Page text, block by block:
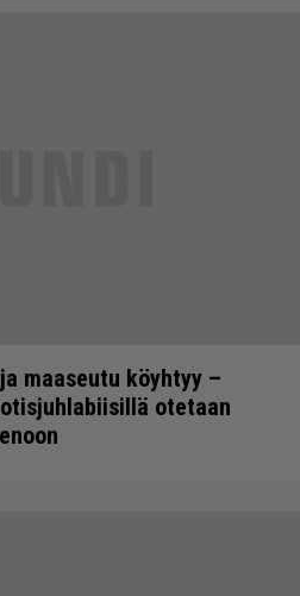
maaseutu köyhtyy –
otetaan